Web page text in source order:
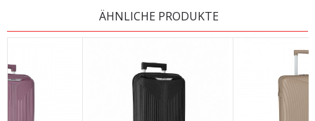
ÄHNLICHE PRODUKTE